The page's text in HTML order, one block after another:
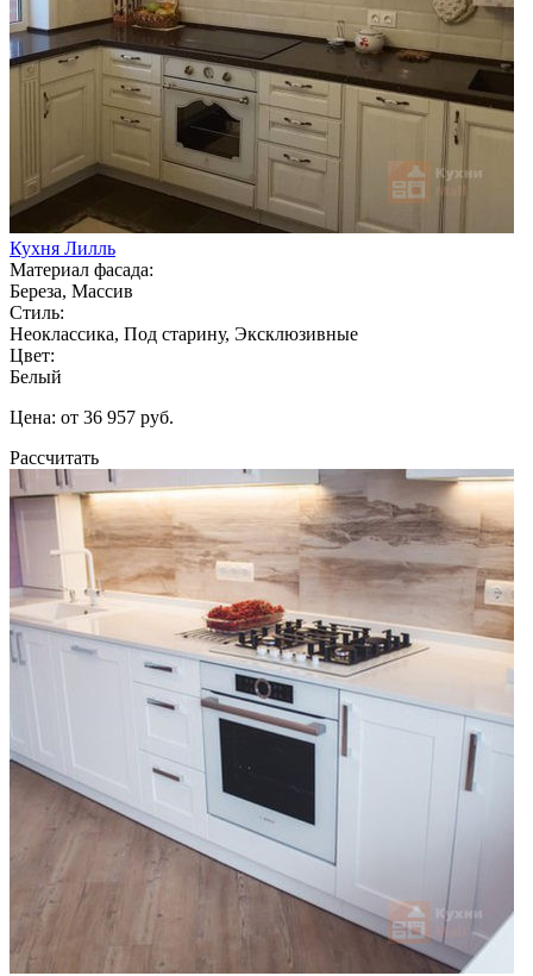
Кухня Лилль
Материал фасада:
Береза, Массив
Стиль:
Неоклассика, Под старину, Эксклюзивные
Цвет:
Белый
Цена: от 36 957 руб.
Рассчитать